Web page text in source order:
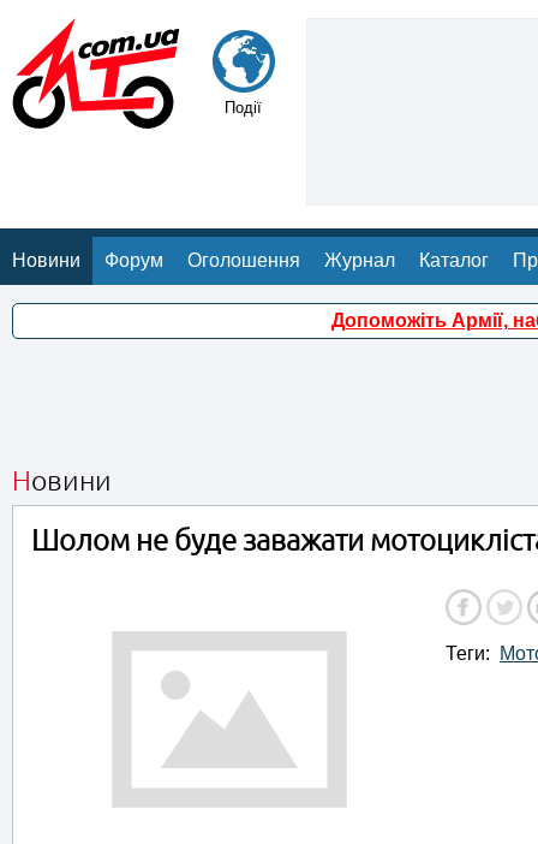
Події
Новини Форум Оголошення Журнал Каталог
Допоможіть Армії,
Новини
Шолом не буде заважати
Теги: